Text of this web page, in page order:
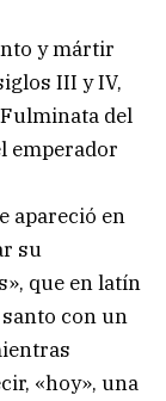
y mártir
III y IV,
del
emperador
apareció en
su
que en latín
con un
«hoy», una